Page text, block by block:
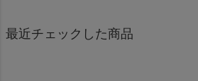
最近チェックした商品